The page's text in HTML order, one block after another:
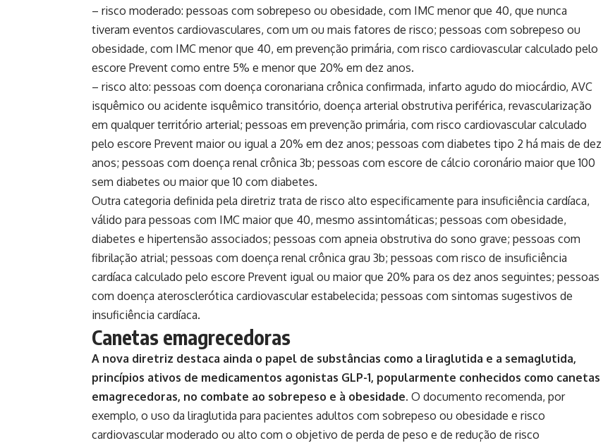
– risco moderado: pessoas com sobrepeso ou obesidade, com IMC menor que 40, que nunca
tiveram eventos cardiovasculares, com um ou mais fatores de risco; pessoas com sobrepeso ou
obesidade, com IMC menor que 40, em prevenção primária, com risco cardiovascular calculado pelo
escore Prevent como entre 5% e menor que 20% em dez anos.
– risco alto: pessoas com doença coronariana crônica confirmada, infarto agudo do miocárdio, AVC
isquêmico ou acidente isquêmico transitório, doença arterial obstrutiva periférica, revascularização
em qualquer território arterial; pessoas em prevenção primária, com risco cardiovascular calculado
pelo escore Prevent maior ou igual a 20% em dez anos; pessoas com diabetes tipo 2 há mais de dez
anos; pessoas com doença renal crônica 3b; pessoas com escore de cálcio coronário maior que 100
sem diabetes ou maior que 10 com diabetes.
Outra categoria definida pela diretriz trata de risco alto especificamente para insuficiência cardíaca,
válido para pessoas com IMC maior que 40, mesmo assintomáticas; pessoas com obesidade,
diabetes e hipertensão associados; pessoas com apneia obstrutiva do sono grave; pessoas com
fibrilação atrial; pessoas com doença renal crônica grau 3b; pessoas com risco de insuficiência
cardíaca calculado pelo escore Prevent igual ou maior que 20% para os dez anos seguintes; pessoas
com doença aterosclerótica cardiovascular estabelecida; pessoas com sintomas sugestivos de
insuficiência cardíaca.
Canetas emagrecedoras
A nova diretriz destaca ainda o papel de substâncias como a liraglutida e a semaglutida,
princípios ativos de medicamentos agonistas GLP-1, popularmente conhecidos como canetas
emagrecedoras, no combate ao sobrepeso e à obesidade. O documento recomenda, por
exemplo, o uso da liraglutida para pacientes adultos com sobrepeso ou obesidade e risco
cardiovascular moderado ou alto com o objetivo de perda de peso e de redução de risco